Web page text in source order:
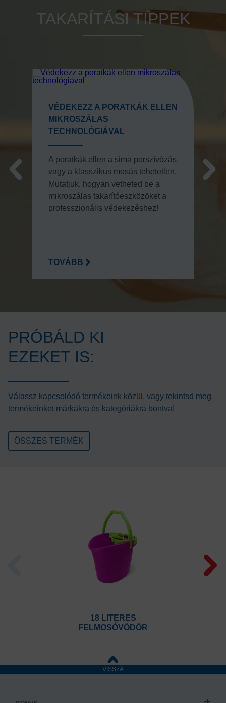
TAKARÍTÁSI TIPPEK
VÉDEKEZZ A PORATKÁK ELLEN
MIKROSZÁLAS
TECHNOLÓGIÁVAL
A poratkák ellen a sima porszívózás
vagy a klasszikus mosás tehetetlen.
Mutatjuk, hogyan vetheted be a
mikroszálas takarítóeszközöket a
professzionális védekezéshez!
TOVÁBB
PRÓBÁLD KI
EZEKET IS:
Válassz kapcsolódó termékeink közül, vagy tekintsd meg
termékeinket márkákra és kategóriákra bontva!
ÖSSZES TERMÉK
18 LITERES
FELMOSÓVÖDÖR
VISSZA